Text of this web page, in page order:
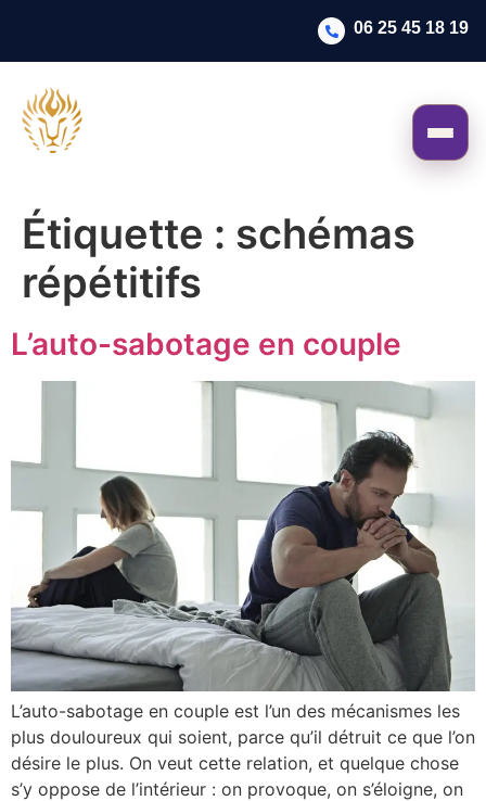
06 25 45 18 19
Étiquette : schémas
répétitifs
L’auto-sabotage en couple
L’auto-sabotage en couple est l’un des mécanismes les
plus douloureux qui soient, parce qu’il détruit ce que l’on
désire le plus. On veut cette relation, et quelque chose
s’y oppose de l’intérieur : on provoque, on s’éloigne, on